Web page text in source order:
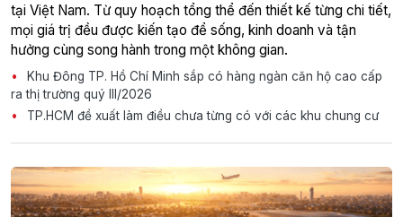
tại Việt Nam. Từ quy hoạch tổng thể đến thiết kế từng chi tiết,
mọi giá trị đều được kiến tạo để sống, kinh doanh và tận
hưởng cùng song hành trong một không gian.
Khu Đông TP. Hồ Chí Minh sắp có hàng ngàn căn hộ cao cấp
ra thị trường quý III/2026
TP.HCM đề xuất làm điều chưa từng có với các khu chung cư